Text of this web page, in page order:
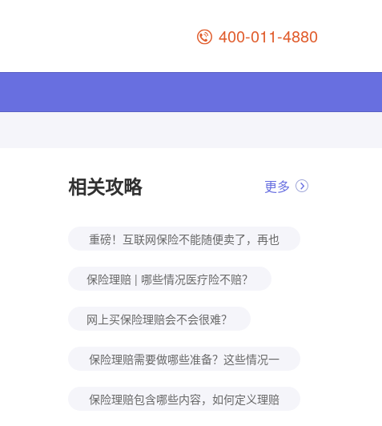
400-011-4880
相关攻略 更多
重磅！互联网保险不能随便卖了，再也
保险理赔 | 哪些情况医疗险不赔？
网上买保险理赔会不会很难？
保险理赔需要做哪些准备？这些情况一
保险理赔包含哪些内容，如何定义理赔